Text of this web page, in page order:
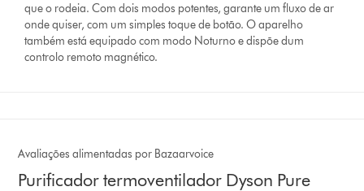
que o rodeia. Com dois modos potentes, garante um fluxo de ar
onde quiser, com um simples toque de botão. O aparelho
também está equipado com modo Noturno e dispõe dum
controlo remoto magnético.
Avaliações alimentadas por Bazaarvoice
Purificador termoventilador Dyson Pure